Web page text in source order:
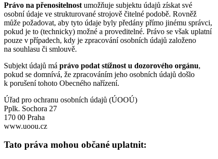
Právo na přenositelnost umožňuje subjektu údajů získat své
osobní údaje ve strukturované strojově čitelné podobě. Rovněž
může požadovat, aby tyto údaje byly předány přímo jinému správci,
pokud je to (technicky) možné a proveditelné. Právo se však uplatní
pouze v případech, kdy je zpracování osobních údajů založeno
na souhlasu či smlouvě.
Subjekt údajů má právo podat stížnost u dozorového orgánu,
pokud se domnívá, že zpracováním jeho osobních údajů došlo
k porušení tohoto Obecného nařízení.
Úřad pro ochranu osobních údajů (ÚOOÚ)
Pplk. Sochora 27
170 00 Praha
www.uoou.cz
Tato práva mohou občané uplatnit: